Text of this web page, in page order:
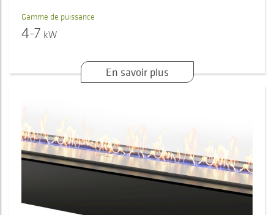
Gamme de puissance
4-7 kW
En savoir plus